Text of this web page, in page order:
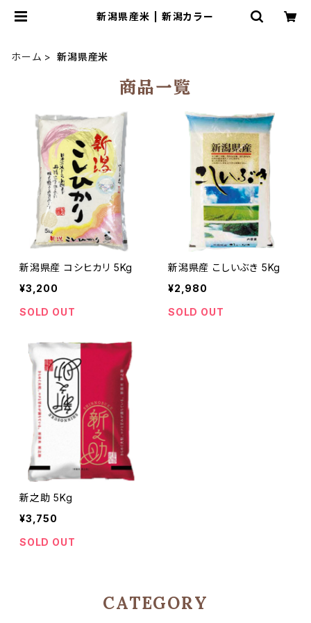
新潟県産米 | 新潟カラー
ホーム 新潟県産米
商品一覧
新潟県産 コシヒカリ 5Kg
¥3,200
SOLD OUT
新潟県産 こしいぶき 5Kg
¥2,980
SOLD OUT
新之助 5Kg
¥3,750
SOLD OUT
CATEGORY